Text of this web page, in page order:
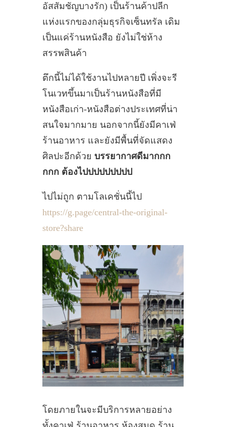
อัสสัมชัญบางรัก) เป็นร้านค้าปลีก
แห่งแรกของกลุ่มธุรกิจเซ็นทรัล เดิม
เป็นแค่ร้านหนังสือ ยังไม่ใช่ห้าง
สรรพสินค้า
ตึกนี้ไม่ได้ใช้งานไปหลายปี เพิ่งจะรี
โนเวทขึ้นมาเป็นร้านหนังสือที่มี
หนังสือเก่า-หนังสือต่างประเทศที่น่า
สนใจมากมาย นอกจากนี้ยังมีคาเฟ่
ร้านอาหาร และยังมีพื้นที่จัดแสดง
ศิลปะอีกด้วย บรรยากาศดีมากกก
กกก ต้องไปปปปปปปปป
ไปไม่ถูก ตามโลเคชั่นนี้ไป
https://g.page/central-the-original-
store?share
โดยภายในจะมีบริการหลายอย่าง